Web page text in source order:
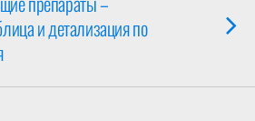
и детализация по